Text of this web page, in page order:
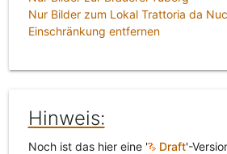
Nur Bilder zum Lokal Trattoria da
Einschränkung entfernen
Hinweis:
Noch ist das hier eine ' Draft'-